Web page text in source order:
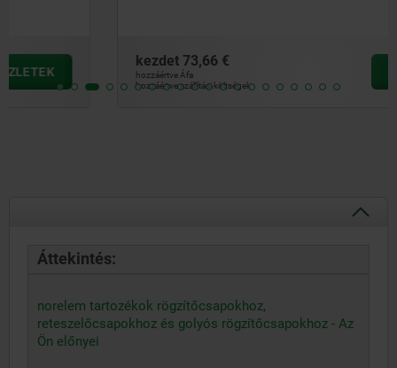
kezdet
hozzáértve Áfa
hozzáértve szállítási költségek
Áttekintés:
norelem tartozékok rögzítőcsapokhoz,
reteszelőcsapokhoz és golyós rögzítőcsapokhoz - Az
Ön előnyei